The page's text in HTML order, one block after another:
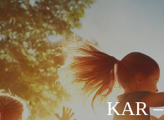
KAR –